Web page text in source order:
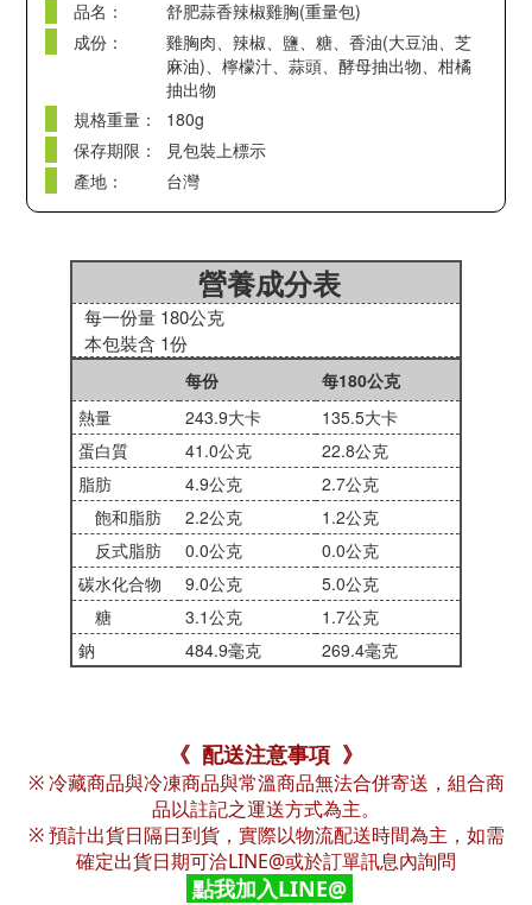
品名：
舒肥蒜香辣椒雞胸(重量包)
成份：
雞胸肉、辣椒、鹽、糖、香油(大豆油、芝
麻油)、檸檬汁、蒜頭、酵母抽出物、柑橘
抽出物
規格重量：
180g
保存期限：
見包裝上標示
產地：
台灣
營養成分表
每一份量 180公克
本包裝含 1份
每份
每180公克
熱量
243.9大卡
135.5大卡
蛋白質
41.0公克
22.8公克
脂肪
4.9公克
2.7公克
飽和脂肪
2.2公克
1.2公克
反式脂肪
0.0公克
0.0公克
碳水化合物
9.0公克
5.0公克
糖
3.1公克
1.7公克
鈉
484.9毫克 269.4毫克
《 配送注意事項 》
※ 冷藏商品與冷凍商品與常溫商品無法合併寄送，組合商
品以註記之運送方式為主。
※ 預計出貨日隔日到貨，實際以物流配送時間為主，如需
確定出貨日期可洽LINE@或於訂單訊息內詢問
點我加入LINE@